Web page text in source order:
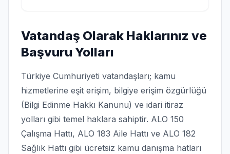
Vatandaş Olarak Haklarınız ve
Başvuru Yolları
Türkiye Cumhuriyeti vatandaşları; kamu
hizmetlerine eşit erişim, bilgiye erişim özgürlüğü
(Bilgi Edinme Hakkı Kanunu) ve idari itiraz
yolları gibi temel haklara sahiptir. ALO 150
Çalışma Hattı, ALO 183 Aile Hattı ve ALO 182
Sağlık Hattı gibi ücretsiz kamu danışma hatları